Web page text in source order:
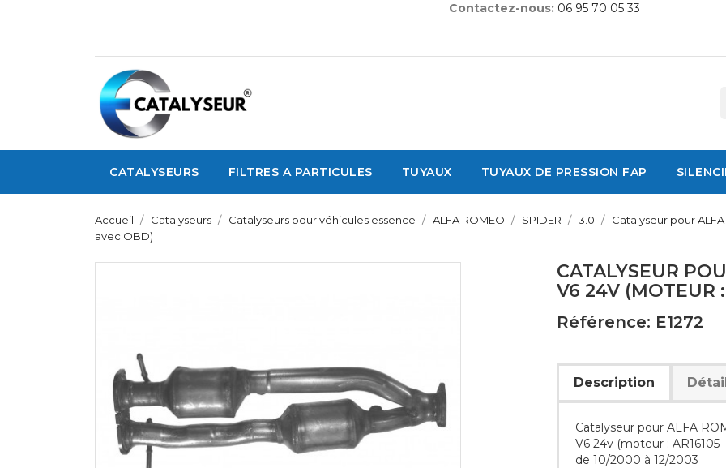
Contactez-nous: 06 95 70 05 33
CATALYSEURS FILTRES A PARTICULES TUYAUX TUYAUX DE PRESSION FAP
Accueil Catalyseurs Catalyseurs pour véhicules essence ALFA ROMEO SPIDER 3.0
Catalyseur pour ALFA
avec OBD)
CATALYSEUR
V6 24V (MOTEUR
Référence: E1272
Description
Catalyseur pour ALFA
V6 24v (moteur : AR16105
de 10/2000 à 12/2003